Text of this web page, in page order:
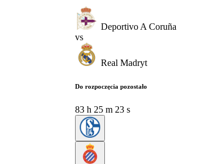
Deportivo A Coruña
vs
Real Madryt
Do rozpoczęcia pozostało
83 h 25 m 23 s